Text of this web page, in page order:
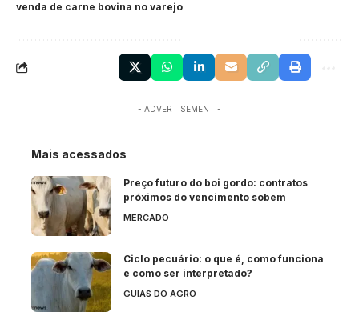
venda de carne bovina no varejo
- ADVERTISEMENT -
Mais acessados
Preço futuro do boi gordo: contratos
próximos do vencimento sobem
MERCADO
Ciclo pecuário: o que é, como funciona
e como ser interpretado?
GUIAS DO AGRO